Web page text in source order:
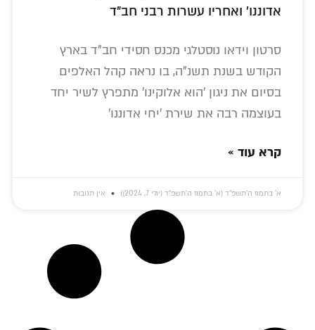
אדוננו' ואחריו עשרות רבני חב"ד
סרטון וידאו נוסטלגי מכנס חסידי חב"ד בארץ
הקודש בשנת תשנ"ה, בו נראה קהל האלפים
בסיום את ניגון 'הוא אלוקינו' מתפרץ לשיר יחד
בעוצמה רבה את שירת 'יחי אדוננו'
קרא עוד »
א׳ בתמוז ה׳תשפ״ד (א׳ בתמוז ה׳תשפ״ד (יולי 7, 2024)) אין תגובות